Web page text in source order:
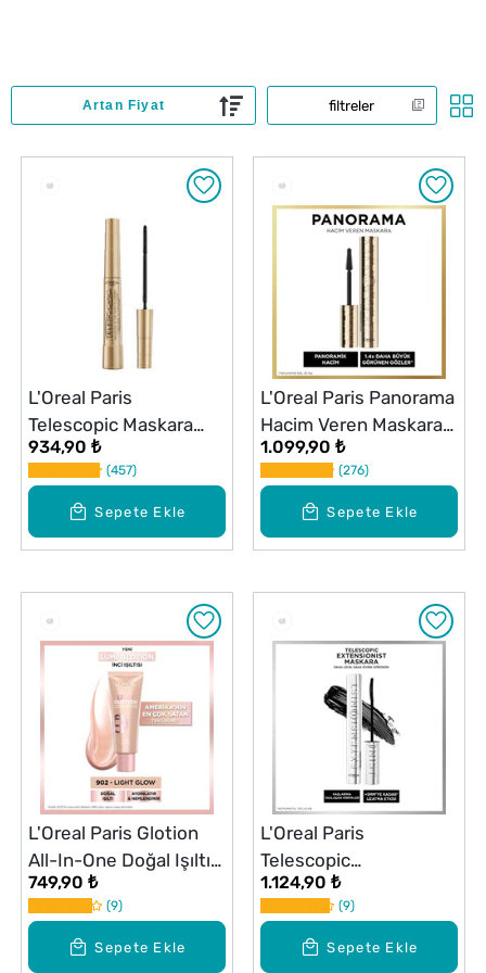
filtreler
Sepete Ekle
L'Oreal Paris
Telescopic Maskara
Gold Black
934,90 ₺
457
Sepete Ekle
L'Oreal Paris Panorama
Hacim Veren Maskara
Siyah
1.099,90 ₺
276
Sepete Ekle
L'Oreal Paris Glotion
All-In-One Doğal Işıltı
902 Light Glow
749,90 ₺
9
Sepete Ekle
L'Oreal Paris
Telescopic
Extensionist Maskara
1.124,90 ₺
9